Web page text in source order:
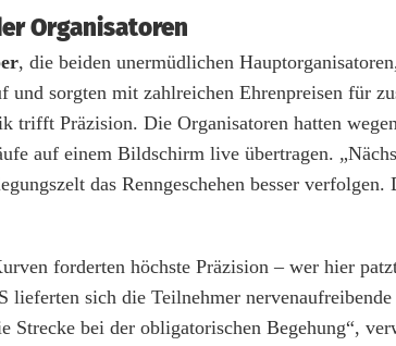
Organisatoren
, die beiden unermüdlichen
und sorgten mit zahlreichen Ehrenpreisen für
trifft Präzision. Die Organisatoren hatten
auf einem Bildschirm live übertragen.
das Renngeschehen besser
forderten höchste Präzision – wer hier
lieferten sich die Teilnehmer
Strecke bei der obligatorischen Begehung“,